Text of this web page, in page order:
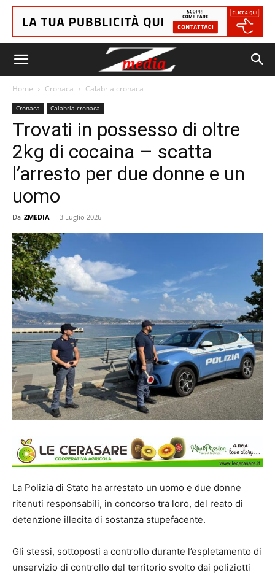
Home Cronaca Calabria cronaca
Cronaca Calabria cronaca
Trovati in possesso di oltre
2kg di cocaina – scatta
l’arresto per due donne e un
uomo
Da ZMEDIA - 3 Luglio 2026
La Polizia di Stato ha arrestato un uomo e due donne
ritenuti responsabili, in concorso tra loro, del reato di
detenzione illecita di sostanza stupefacente.
Gli stessi, sottoposti a controllo durante l’espletamento di
unservizio di controllo del territorio svolto dai poliziotti